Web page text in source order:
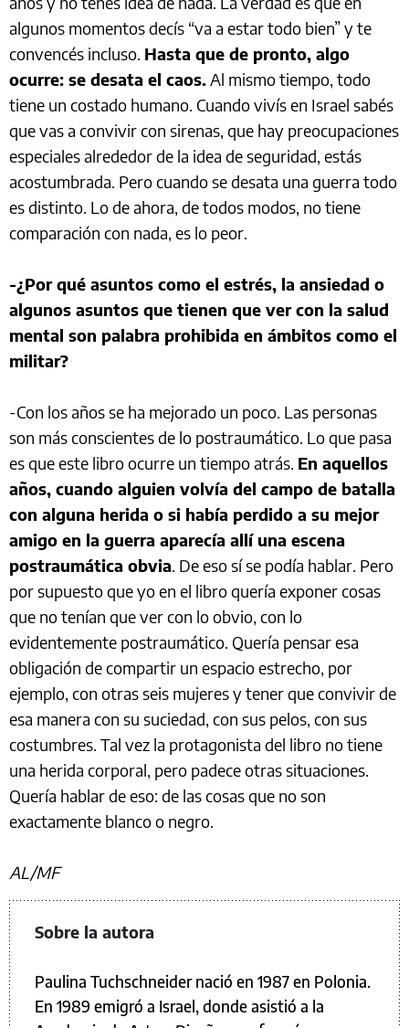
algunos momentos decís “va a estar todo bien” y te
convencés incluso. Hasta que de pronto, algo
ocurre: se desata el caos.Al mismo tiempo, todo
tiene un costado humano. Cuando vivís en Israel sabés
que vas a convivir con sirenas, que hay preocupaciones
especiales alrededor de la idea de seguridad, estás
acostumbrada. Pero cuando se desata una guerra todo
es distinto. Lo de ahora, de todos modos, no tiene
comparación con nada, es lo peor.
-¿Por qué asuntos como el estrés, la ansiedad o
algunos asuntos que tienen que ver con la salud
mental son palabra prohibida en ámbitos como el
militar?
-Con los años se ha mejorado un poco. Las personas
son más conscientes de lo postraumático. Lo que pasa
es que este libro ocurre un tiempo atrás. En aquellos
años, cuando alguien volvía del campo de batalla
con alguna herida o si había perdido a su mejor
amigo en la guerra aparecía allí una escena
postraumática obvia. De eso sí se podía hablar. Pero
por supuesto que yo en el libro quería exponer cosas
que no tenían que ver con lo obvio, con lo
evidentemente postraumático. Quería pensar esa
obligación de compartir un espacio estrecho, por
ejemplo, con otras seis mujeres y tener que convivir de
esa manera con su suciedad, con sus pelos, con sus
costumbres. Tal vez la protagonista del libro no tiene
una herida corporal, pero padece otras situaciones.
Quería hablar de eso: de las cosas que no son
exactamente blanco o negro.
AL/MF
Sobre la autora
Paulina Tuchschneider nació en 1987 en Polonia.
En 1989 emigró a Israel, donde asistió a la